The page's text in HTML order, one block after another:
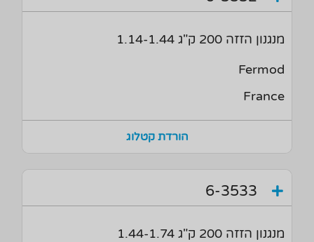
מנגנון הזזה 200 ק"ג 1.14-1.44
Fermod
France
הורדת קטלוג
6-3533
מנגנון הזזה 200 ק"ג 1.44-1.74